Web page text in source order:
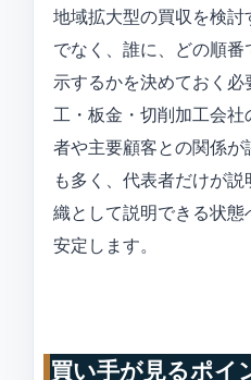
地域拡大型の買収を検
でなく、誰に、どの順
示するかを決めておく
工・板金・切削加工会
者や主要顧客との関係が
も多く、代表者だけが
織として説明できる状
安定します。
買い手が見るポイ